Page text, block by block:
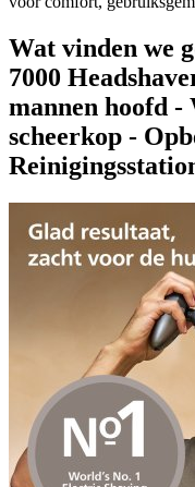
Wat vinden we
7000
mannen hoofd
scheerkop -